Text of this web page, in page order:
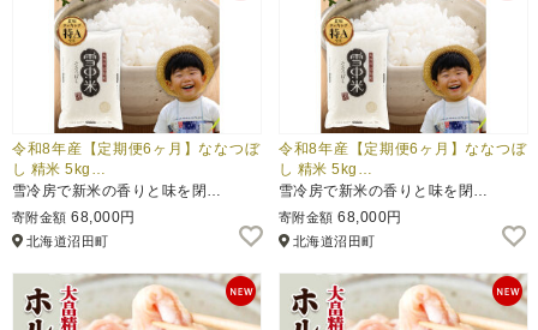
令和8年産【定期便6ヶ月】ななつぼ
し 精米 5kg…
雪冷房で新米の香りと味を閉…
寄附金額 68,000円
北海道沼田町
令和8年産【定期便6ヶ月】ななつぼ
し 精米 5kg…
雪冷房で新米の香りと味を閉…
寄附金額 68,000円
北海道沼田町